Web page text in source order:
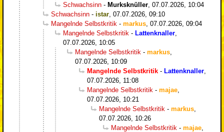
Schwachsinn - Murksknüller 07.07.2026, 10:04
Schwachsinn - istar 07.07.2026, 09:10
Mangelnde Selbstkritik - markus 07.07.2026, 09:04
Mangelnde Selbstkritik - Lattenknaller
07.07.2026, 10:05
Mangelnde Selbstkritik - markus
07.07.2026, 10:09
Mangelnde Selbstkritik - Lattenknaller
07.07.2026, 11:08
Mangelnde Selbstkritik - majae
07.07.2026, 10:21
Mangelnde Selbstkritik - markus
07.07.2026, 10:26
Mangelnde Selbstkritik - majae